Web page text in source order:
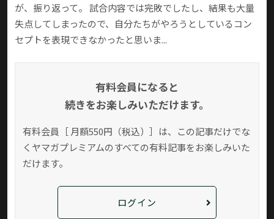
が、振り返って。 試合内容では完敗でしたし、結果も大量
失点してしまったので、自分たちがやろうとしているコン
セプトを表現できなかったと思いま...
有料会員になると
続きをお楽しみいただけます。
有料会員［ 月額550円（税込）］は、この記事だけでな
く ヤマガプレミアムのすべての有料記事をお楽しみいた
だけます。
ログイン